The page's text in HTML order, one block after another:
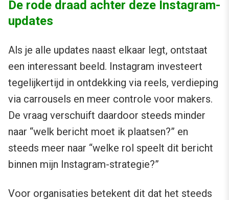
De rode draad achter deze Instagram-
updates
Als je alle updates naast elkaar legt, ontstaat
een interessant beeld. Instagram investeert
tegelijkertijd in ontdekking via reels, verdieping
via carrousels en meer controle voor makers.
De vraag verschuift daardoor steeds minder
naar “welk bericht moet ik plaatsen?” en
steeds meer naar “welke rol speelt dit bericht
binnen mijn Instagram-strategie?”
Voor organisaties betekent dit dat het steeds